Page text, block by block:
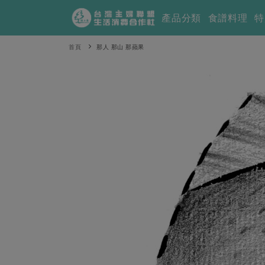
產品分類 食譜料理
首頁 那人 那山 那蘋果